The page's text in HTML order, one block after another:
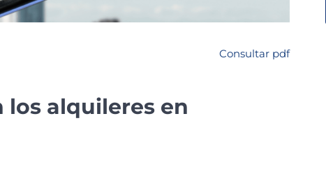
Consultar pdf
los alquileres en